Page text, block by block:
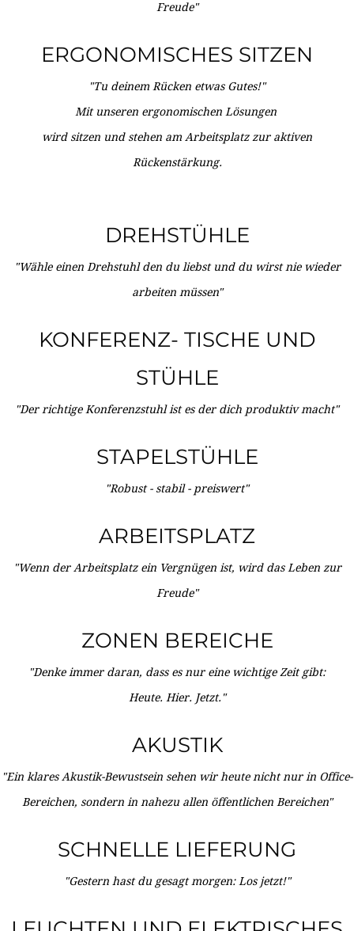
Freude"
ERGONOMISCHES SITZEN
"Tu deinem Rücken etwas Gutes!"
Mit unseren ergonomischen Lösungen
wird sitzen und stehen am Arbeitsplatz zur aktiven
Rückenstärkung.
DREHSTÜHLE
"Wähle einen Drehstuhl den du liebst und du wirst nie wieder
arbeiten müssen"
KONFERENZ- TISCHE UND
STÜHLE
"Der richtige Konferenzstuhl ist es der dich produktiv macht"
STAPELSTÜHLE
"Robust - stabil - preiswert"
ARBEITSPLATZ
"Wenn der Arbeitsplatz ein Vergnügen ist, wird das Leben zur
Freude"
ZONEN BEREICHE
"Denke immer daran, dass es nur eine wichtige Zeit gibt:
Heute. Hier. Jetzt."
AKUSTIK
"Ein klares Akustik-Bewustsein sehen wir heute nicht nur in Office-
Bereichen, sondern in nahezu allen öffentlichen Bereichen"
SCHNELLE LIEFERUNG
"Gestern hast du gesagt morgen: Los jetzt!"